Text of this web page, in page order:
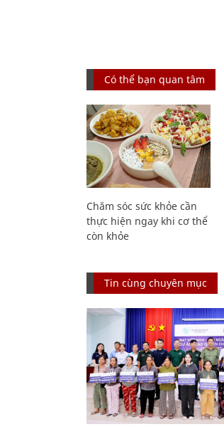
Có thể bạn quan tâm
Chăm sóc sức khỏe cần
thực hiện ngay khi cơ thể
còn khỏe
Tin cùng chuyên mục